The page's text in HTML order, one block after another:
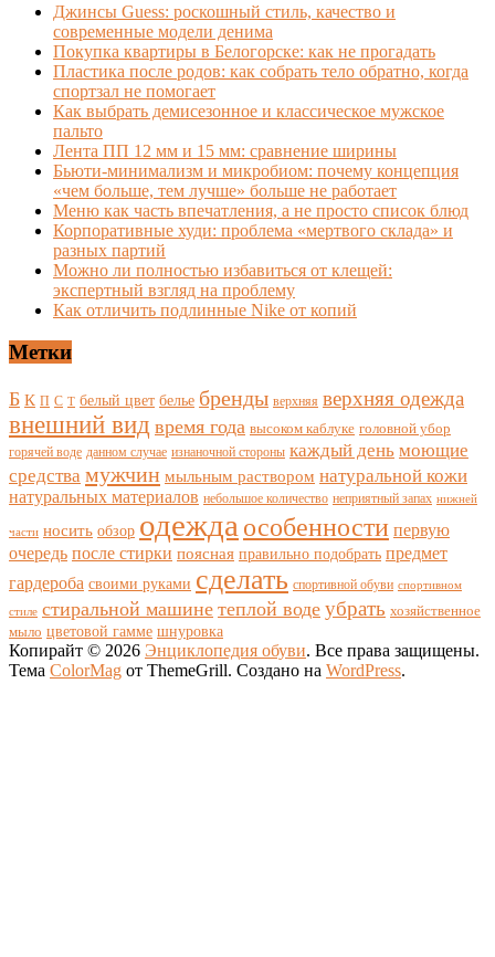
Джинсы Guess: роскошный стиль, качество и
современные модели денима
Покупка квартиры в Белогорске: как не прогадать
Пластика после родов: как собрать тело обратно, когда
спортзал не помогает
Как выбрать демисезонное и классическое мужское
пальто
Лента ПП 12 мм и 15 мм: сравнение ширины
Бьюти-минимализм и микробиом: почему концепция
«чем больше, тем лучше» больше не работает
Меню как часть впечатления, а не просто список блюд
Корпоративные худи: проблема «мертвого склада» и
разных партий
Можно ли полностью избавиться от клещей:
экспертный взгляд на проблему
Как отличить подлинные Nike от копий
Метки
Б К П С Т белый цвет белье бренды верхняя верхняя одежда
внешний вид время года высоком каблуке головной убор
горячей воде данном случае изнаночной стороны каждый день моющие
средства мужчин мыльным раствором натуральной кожи
натуральных материалов небольшое количество неприятный запах нижней
части носить обзор одежда особенности первую
очередь после стирки поясная правильно подобрать предмет
гардероба своими руками сделать спортивной обуви спортивном
стиле стиральной машине теплой воде убрать хозяйственное
мыло цветовой гамме шнуровка
Копирайт © 2026 Энциклопедия обуви. Все права защищены.
Тема ColorMag от ThemeGrill. Создано на WordPress.